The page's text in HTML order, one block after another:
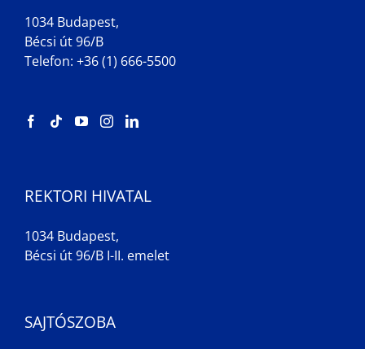
1034 Budapest,
Bécsi út 96/B
Telefon: +36 (1) 666-5500
REKTORI HIVATAL
1034 Budapest,
Bécsi út 96/B I-II. emelet
SAJTÓSZOBA